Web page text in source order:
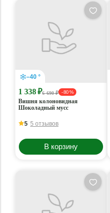
–40 °
1 338 ₽6 690 ₽ - 80 %
Вишня колоновидная
Шоколадный мусс
5 5 отзывов
В корзину